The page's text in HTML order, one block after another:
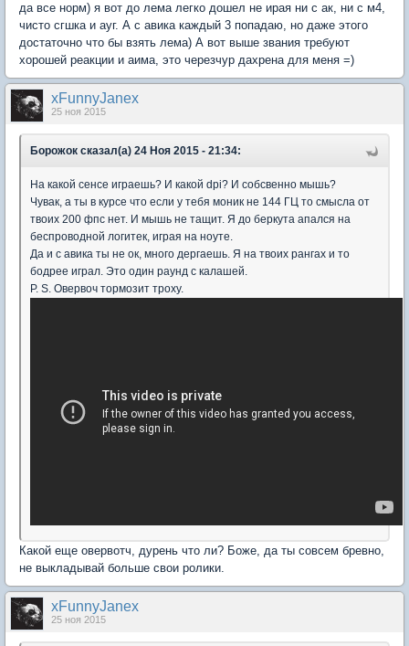
да все норм) я вот до лема легко дошел не ирая ни с ак, ни с м4,
чисто сгшка и ауг. А с авика каждый 3 попадаю, но даже этого
достаточно что бы взять лема) А вот выше звания требуют
хорошей реакции и аима, это черезчур дахрена для меня =)
xFunnyJanex
25 ноя 2015
Борожок сказал(а) 24 Ноя 2015 - 21:34:
На какой сенсе играешь? И какой dpi? И собсвенно мышь?
Чувак, а ты в курсе что если у тебя моник не 144 ГЦ то смысла от
твоих 200 фпс нет. И мышь не тащит. Я до беркута апался на
беспроводной логитек, играя на ноуте.
Да и с авика ты не ок, много дергаешь. Я на твоих рангах и то
бодрее играл. Это один раунд с калашей.
P. S. Овервоч тормозит троху.
Какой еще овервотч, дурень что ли? Боже, да ты совсем бревно,
не выкладывай больше свои ролики.
xFunnyJanex
25 ноя 2015